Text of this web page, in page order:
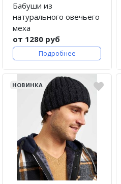
Бабуши из
натурального овечьего
меха
от 1280 руб
Подробнее
НОВИНКА